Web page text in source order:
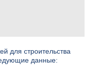
для строительства
данные: